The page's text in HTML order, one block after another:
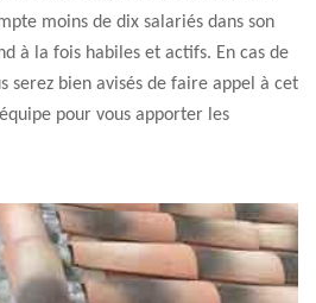
moins de dix salariés dans son
à la fois habiles et actifs. En cas de
serez bien avisés de faire appel à cet
pour vous apporter les